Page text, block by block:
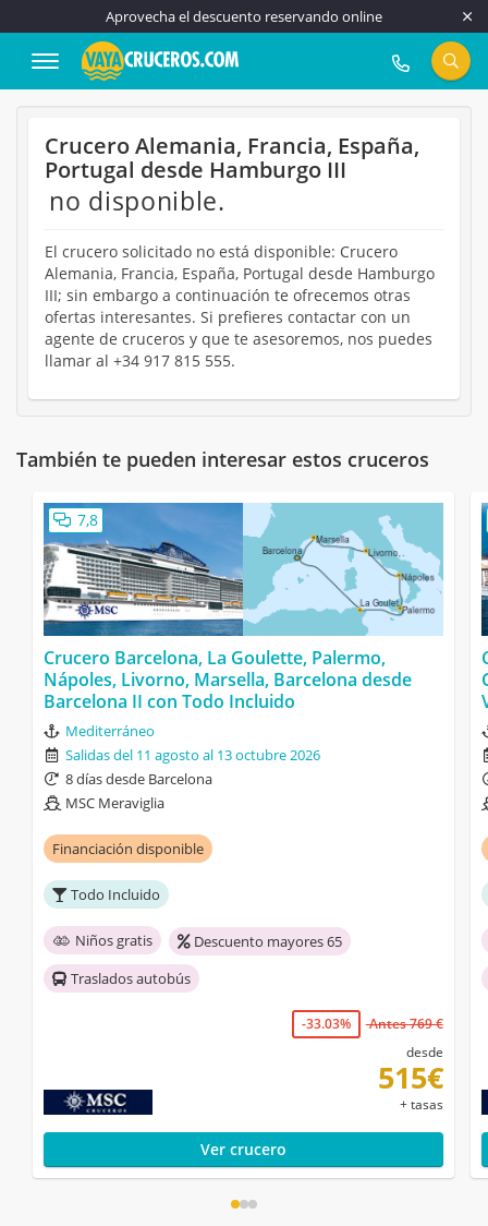
Aprovecha el descuento reservando online
917 815 555
Crucero Alemania, Francia, España,
Portugal desde Hamburgo III
no disponible.
El crucero solicitado no está disponible: Crucero
Alemania, Francia, España, Portugal desde Hamburgo
III; sin embargo a continuación te ofrecemos otras
ofertas interesantes. Si prefieres contactar con un
agente de cruceros y que te asesoremos, nos puedes
llamar al +34 917 815 555.
También te pueden interesar estos cruceros
7,8
Crucero Barcelona, La Goulette, Palermo,
Nápoles, Livorno, Marsella, Barcelona desde
Barcelona II con Todo Incluido
Mediterráneo
Salidas del 11 agosto al 13 octubre 2026
8 días desde Barcelona
MSC Meraviglia
Financiación disponible
Todo Incluido
Niños gratis
Descuento mayores 65
Traslados autobús
-33.03%
Antes 769 €
desde
515€
+ tasas
Ver crucero